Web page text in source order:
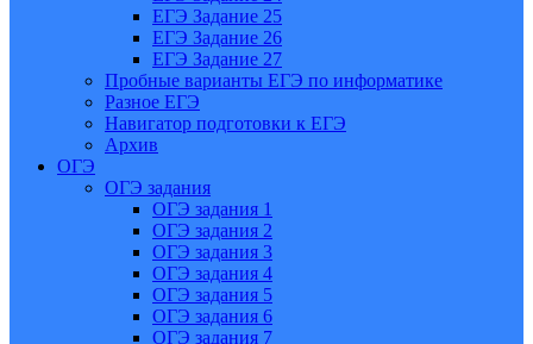
ЕГЭ Задание 25
ЕГЭ Задание 26
ЕГЭ Задание 27
Пробные варианты ЕГЭ по информатике
Разное ЕГЭ
Навигатор подготовки к ЕГЭ
Архив
ОГЭ
ОГЭ задания
ОГЭ задания 1
ОГЭ задания 2
ОГЭ задания 3
ОГЭ задания 4
ОГЭ задания 5
ОГЭ задания 6
ОГЭ задания 7